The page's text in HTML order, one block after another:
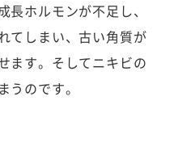
ホルモンが不足し、
てしまい、古い角質が
ます。そしてニキビの
うのです。